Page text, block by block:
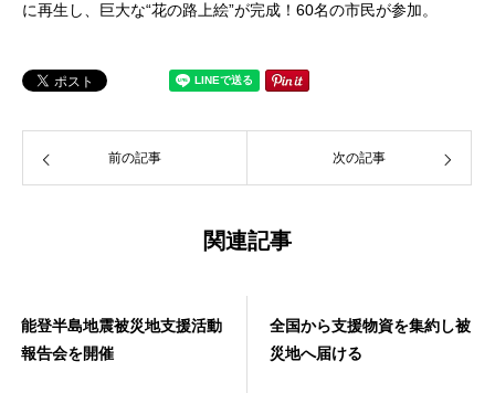
に再生し、巨大な“花の路上絵”が完成！60名の市民が参加。
前の記事 次の記事
関連記事
能登半島地震被災地支援活動
報告会を開催
全国から支援物資を集約し被
災地へ届ける